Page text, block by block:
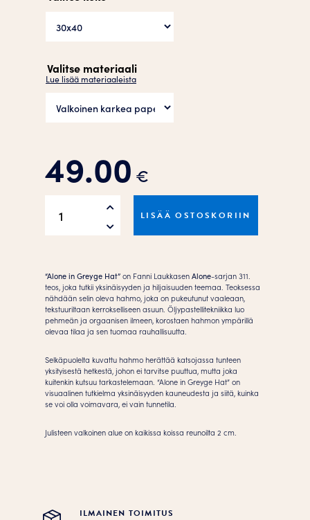
Valitse materiaali
Lue lisää materiaaleista
49.00 €
määrä
LISÄÄ OSTOSKORIIN
“Alone in Greyge Hat”on Fanni LaukkasenAlone-sarjan 311.
teos, joka tutkii yksinäisyyden ja hiljaisuuden teemaa. Teoksessa
nähdään selin oleva hahmo, joka on pukeutunut vaaleaan,
tekstuuriltaan kerrokselliseen asuun. Öljypastellitekniikka luo
pehmeän ja orgaanisen ilmeen, korostaen hahmon ympärillä
olevaa tilaa ja sen tuomaa rauhallisuutta.
Selkäpuolelta kuvattu hahmo herättää katsojassa tunteen
yksityisestä hetkestä, johon ei tarvitse puuttua, mutta joka
kuitenkin kutsuu tarkastelemaan. “Alone in Greyge Hat” on
visuaalinen tutkielma yksinäisyyden kauneudesta ja siitä, kuinka
se voi olla voimavara, ei vain tunnetila.
Julisteen valkoinen alue on kaikissa koissa reunoilta 2 cm.
ILMAINEN TOIMITUS